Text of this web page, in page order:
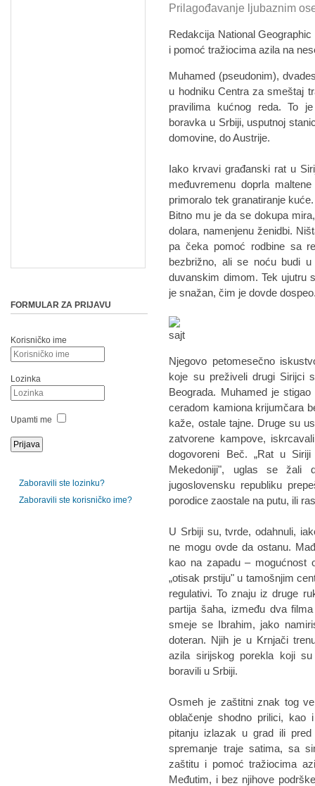
Prilagođavanje ljubaznim
Redakcija National
i pomoć tražiocima azila na
Muhamed (pseudonim),
u hodniku Centra za smeštaj
pravilima kućnog reda. To
boravka u Srbiji, usputnoj
domovine, do Austrije.
Iako krvavi građanski rat u
međuvremenu doprla
primoralo tek granatiranje
Bitno mu je da se dokupa
dolara, namenjenu ženidbi.
pa čeka pomoć rodbine sa
bezbrižno, ali se noću budi
duvanskim dimom. Tek ujutru
je snažan, čim je dovde
Njegovo petomesečno
koje su preživeli drugi Sirijci
Beograda. Muhamed je
ceradom kamiona krijumčara
kaže, ostale tajne. Druge su
zatvorene kampove,
dogovoreni Beč. „Rat u
Mekedoniji", uglas se žali
jugoslovensku republiku
porodice zaostale na putu, ili
U Srbiji su, tvrde, odahnuli,
ne mogu ovde da ostanu.
kao na zapadu – mogućnost
„otisak prstiju" u tamošnjim
regulativi. To znaju iz druge
partija šaha, između dva
smeje se Ibrahim, jako
doteran. Njih je u Krnjači
azila sirijskog porekla koji
boravili u Srbiji.
Osmeh je zaštitni znak tog
oblačenje shodno prilici,
pitanju izlazak u grad ili
spremanje traje satima, sa
zaštitu i pomoć tražiocima
Međutim, i bez njihove
FORMULAR ZA PRIJAVU
Korisničko ime
Lozinka
Upamti me
Zaboravili ste lozinku?
Zaboravili ste korisničko ime?